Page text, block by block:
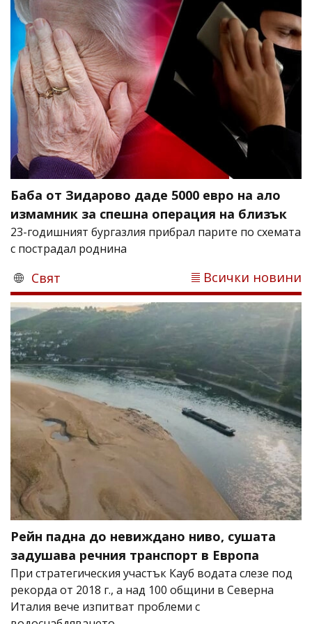
Баба от Зидарово даде 5000 евро на ало
измамник за спешна операция на близък
23-годишният бургазлия прибрал парите по схемата
с пострадал роднина
Свят Всички новини
Рейн падна до невиждано ниво, сушата
задушава речния транспорт в Европа
При стратегическия участък Кауб водата слезе под
рекорда от 2018 г., а над 100 общини в Северна
Италия вече изпитват проблеми с